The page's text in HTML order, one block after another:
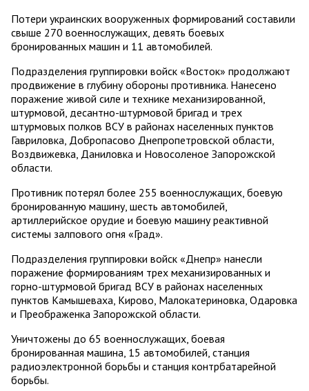
Потери украинских вооруженных формирований составили
свыше 270 военнослужащих, девять боевых
бронированных машин и 11 автомобилей.
Подразделения группировки войск «Восток» продолжают
продвижение в глубину обороны противника. Нанесено
поражение живой силе и технике механизированной,
штурмовой, десантно-штурмовой бригад и трех
штурмовых полков ВСУ в районах населенных пунктов
Гавриловка, Добропасово Днепропетровской области,
Воздвижевка, Даниловка и Новосоленое Запорожской
области.
Противник потерял более 255 военнослужащих, боевую
бронированную машину, шесть автомобилей,
артиллерийское орудие и боевую машину реактивной
системы залпового огня «Град».
Подразделения группировки войск «Днепр» нанесли
поражение формированиям трех механизированных и
горно-штурмовой бригад ВСУ в районах населенных
пунктов Камышеваха, Кирово, Малокатериновка, Одаровка
и Преображенка Запорожской области.
Уничтожены до 65 военнослужащих, боевая
бронированная машина, 15 автомобилей, станция
радиоэлектронной борьбы и станция контрбатарейной
борьбы.